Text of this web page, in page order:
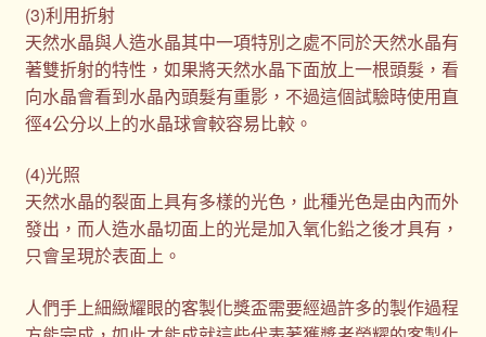
(3)利用折射
天然水晶與人造水晶其中一項特別之處不同於天然水晶有
著雙折射的特性，如果將天然水晶下面放上一根頭髮，看
向水晶會看到水晶內頭髮有重影，不過這個試驗時使用直
徑4公分以上的水晶球會較容易比較。
(4)光照
天然水晶的裂面上具有多樣的光色，此種光色是由內而外
發出，而人造水晶切面上的光是加入氧化鉛之後才具有，
只會呈現於表面上。
人們手上細緻耀眼的客製化獎盃需要經過許多的製作過程